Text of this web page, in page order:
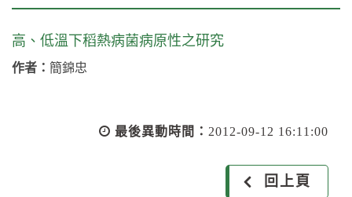
高、低溫下稻熱病菌病原性之研究
作者： 簡錦忠
最後異動時間： 2012-09-12 16:11:00
回上頁